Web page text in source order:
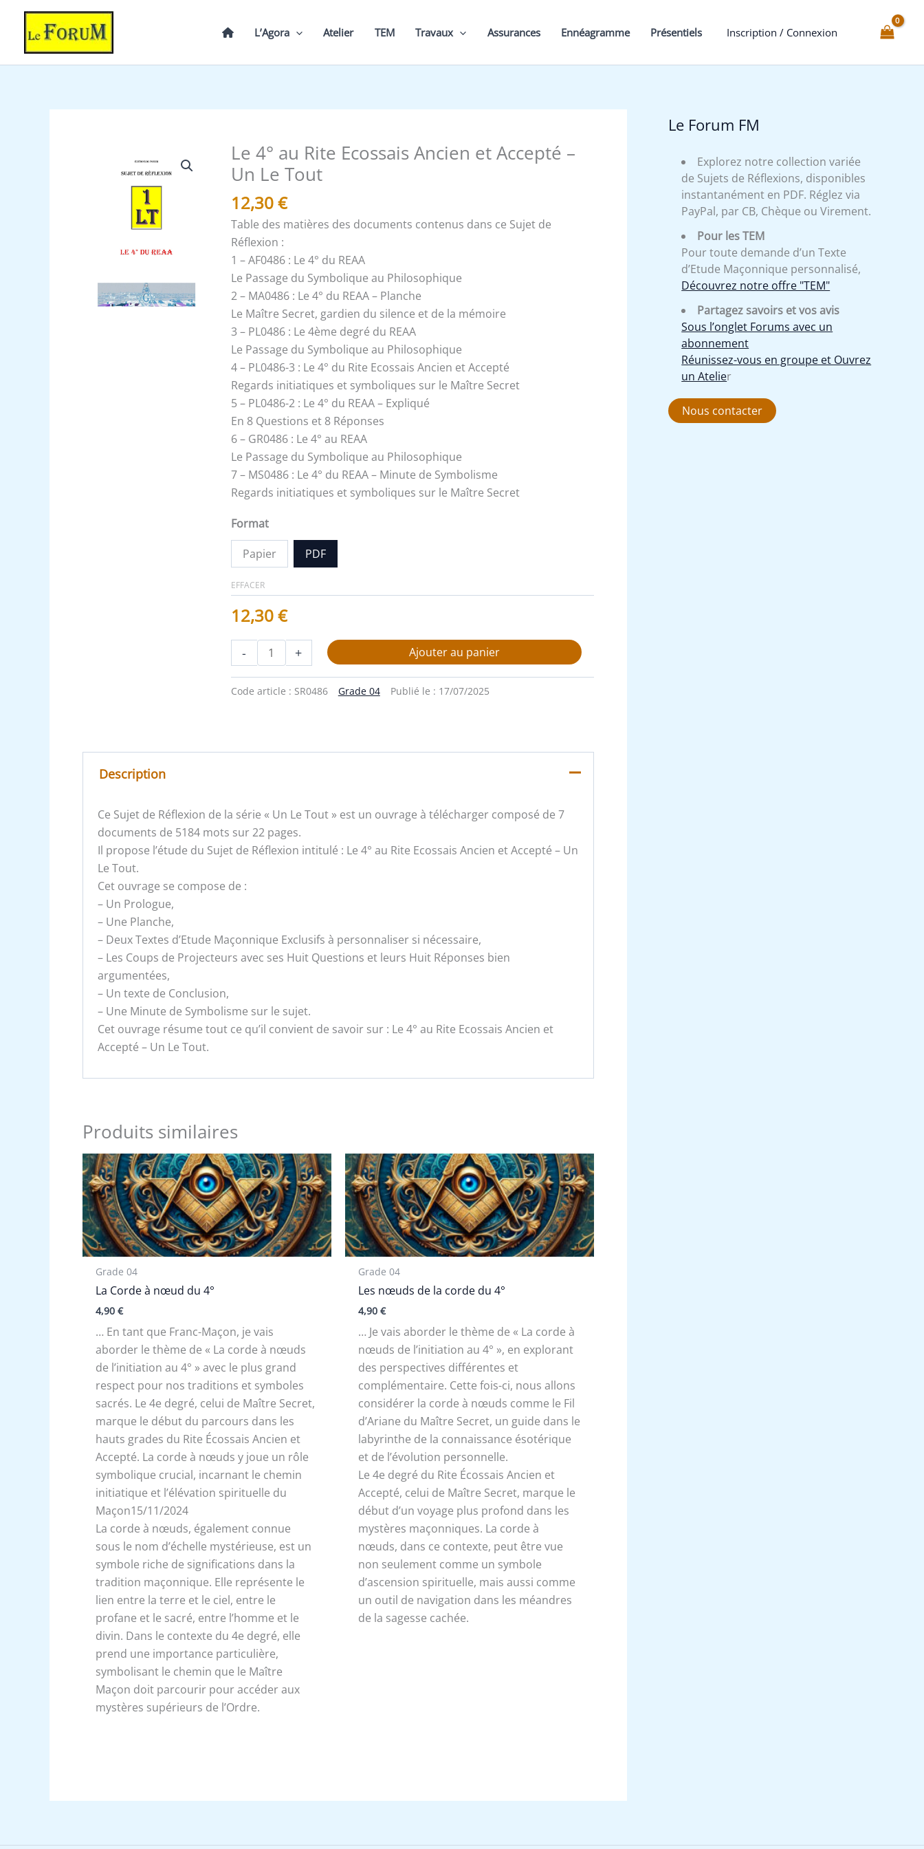
contenu
L’Agora Atelier TEM Travaux Assurances Ennéagramme Présentiels Inscription / Connexion
Le 4° au Rite Ecossais Ancien et Accepté –
Un Le Tout
12,30€
Table des matières des documents contenus dans ce Sujet de
Réflexion :
1 – AF0486 : Le 4° du REAA
Le Passage du Symbolique au Philosophique
2 – MA0486 : Le 4° du REAA – Planche
Le Maître Secret, gardien du silence et de la mémoire
3 – PL0486 : Le 4ème degré du REAA
Le Passage du Symbolique au Philosophique
4 – PL0486-3 : Le 4° du Rite Ecossais Ancien et Accepté
Regards initiatiques et symboliques sur le Maître Secret
5 – PL0486-2 : Le 4° du REAA – Expliqué
En 8 Questions et 8 Réponses
6 – GR0486 : Le 4° au REAA
Le Passage du Symbolique au Philosophique
7 – MS0486 : Le 4° du REAA – Minute de Symbolisme
Regards initiatiques et symboliques sur le Maître Secret
Format
Papier PDF
EFFACER
12,30€
-
quantité
de
4°
au
Rite
Ecossais
Ancien
et
Accepté
-
Un
Le
Tout
+ Ajouter au panier
Code article : SR0486 Grade 04 Publié le : 17/07/2025
Description
Ce Sujet de Réflexion de la série « Un Le Tout » est un ouvrage à télécharger composé de 7
documents de 5184 mots sur 22 pages.
Il propose l’étude du Sujet de Réflexion intitulé : Le 4° au Rite Ecossais Ancien et Accepté – Un
Le Tout.
Cet ouvrage se compose de :
– Un Prologue,
– Une Planche,
– Deux Textes d’Etude Maçonnique Exclusifs à personnaliser si nécessaire,
– Les Coups de Projecteurs avec ses Huit Questions et leurs Huit Réponses bien
argumentées,
– Un texte de Conclusion,
– Une Minute de Symbolisme sur le sujet.
Cet ouvrage résume tout ce qu’il convient de savoir sur : Le 4° au Rite Ecossais Ancien et
Accepté – Un Le Tout.
Produits similaires
Grade 04
La Corde à nœud du 4°
4,90€
… En tant que Franc-Maçon, je vais
aborder le thème de « La corde à nœuds
de l’initiation au 4° » avec le plus grand
respect pour nos traditions et symboles
sacrés. Le 4e degré, celui de Maître Secret,
marque le début du parcours dans les
hauts grades du Rite Écossais Ancien et
Accepté. La corde à nœuds y joue un rôle
symbolique crucial, incarnant le chemin
initiatique et l’élévation spirituelle du
Maçon15/11/2024
La corde à nœuds, également connue
sous le nom d’échelle mystérieuse, est un
symbole riche de significations dans la
tradition maçonnique. Elle représente le
lien entre la terre et le ciel, entre le
profane et le sacré, entre l’homme et le
divin. Dans le contexte du 4e degré, elle
prend une importance particulière,
symbolisant le chemin que le Maître
Maçon doit parcourir pour accéder aux
mystères supérieurs de l’Ordre.
Grade 04
Les nœuds de la corde du 4°
4,90€
… Je vais aborder le thème de « La corde à
nœuds de l’initiation au 4° », en explorant
des perspectives différentes et
complémentaire. Cette fois-ci, nous allons
considérer la corde à nœuds comme le Fil
d’Ariane du Maître Secret, un guide dans le
labyrinthe de la connaissance ésotérique
et de l’évolution personnelle.
Le 4e degré du Rite Écossais Ancien et
Accepté, celui de Maître Secret, marque le
début d’un voyage plus profond dans les
mystères maçonniques. La corde à
nœuds, dans ce contexte, peut être vue
non seulement comme un symbole
d’ascension spirituelle, mais aussi comme
un outil de navigation dans les méandres
de la sagesse cachée.
Le Forum FM
Explorez notre collection variée
de Sujets de Réflexions, disponibles
instantanément en PDF. Réglez via
PayPal, par CB, Chèque ou Virement.
Pour les TEM
Pour toute demande d’un Texte
d’Etude Maçonnique personnalisé,
Découvrez notre offre "TEM"
Partagez savoirs et vos avis
Sous l’onglet Forums avec un
abonnement
Réunissez-vous en groupe et Ouvrez
un Atelier
Nous contacter